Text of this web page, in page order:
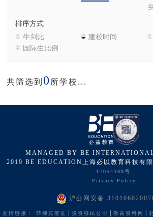
排序方式
牛剑比
建校时间
国际生比例
共筛选到 0 所学校...
MANAGED BY BE
2019 BE EDUCATION上海必以教育科技有
17054368号
Privacy Policy
沪公网安备
友情链接： 菲律宾签证 投资移民公司 教育资料网